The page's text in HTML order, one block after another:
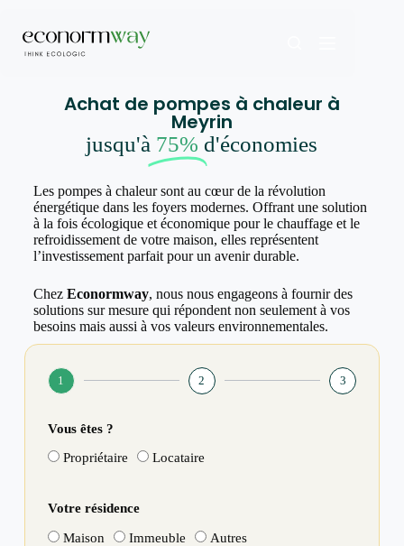
Achat de pompes à chaleur à
Meyrin
jusqu'à 75% d'économies
Les pompes à chaleur sont au cœur de la révolution
énergétique dans les foyers modernes. Offrant une solution
à la fois écologique et économique pour le chauffage et le
refroidissement de votre maison, elles représentent
l’investissement parfait pour un avenir durable.
Chez Econormway, nous nous engageons à fournir des
solutions sur mesure qui répondent non seulement à vos
besoins mais aussi à vos valeurs environnementales.
1 2 3
Vous êtes ?
Propriétaire Locataire
Votre résidence
Maison Immeuble Autres